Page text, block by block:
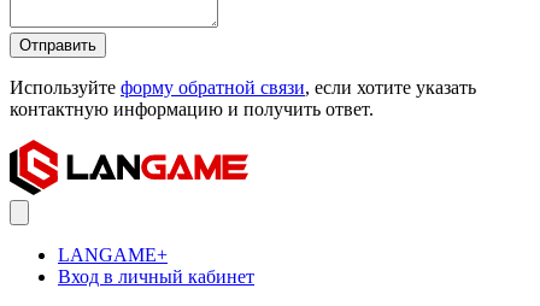
Отправить
Используйте форму обратной связи, если хотите указать
контактную информацию и получить ответ.
LANGAME+
Вход в личный кабинет